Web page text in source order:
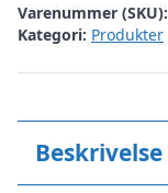
Varenummer (SKU):
Kategori: Produkter
Beskrivelse